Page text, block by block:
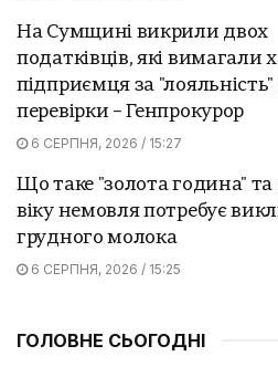
На Сумщині викрили двох
податківців, які вимагали
підприємця за "лояльність"
перевірки – Генпрокурор
6 СЕРПНЯ, 2026 / 15:27
Що таке "золота година" та
віку немовля потребує
грудного молока
6 СЕРПНЯ, 2026 / 15:25
ГОЛОВНЕ СЬОГОДНІ